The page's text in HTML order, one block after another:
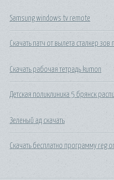
Samsung windows tv remote
Скачать патч от вылета сталкер зов
Скачать рабочая тетрадь kumon
Детская поликлиника 5 брянск
Зеленый ад скачать
Скачать бесплатно программу reg